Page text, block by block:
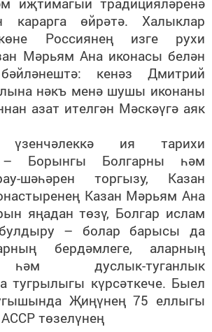
карарга өйрәтә. Халыклар
Россиянең изге рухи
Мәрьям Ана иконасы белән
кенәз Дмитрий
нәкъ менә шушы иконаны
азат ителгән Мәскәүгә аяк
үзенчәлеккә ия тарихи
– Борынгы Болгарны һәм
шәһәрен торгызу, Казан
Казан Мәрьям Ана
яңадан төзү, Болгар ислам
булдыру – болар барысы да
бердәмлеге, аларның
дуслык-туганлык
тугрылыгы күрсәткече. Быел
Җиңүнең 75 еллыгы
төзелүнең